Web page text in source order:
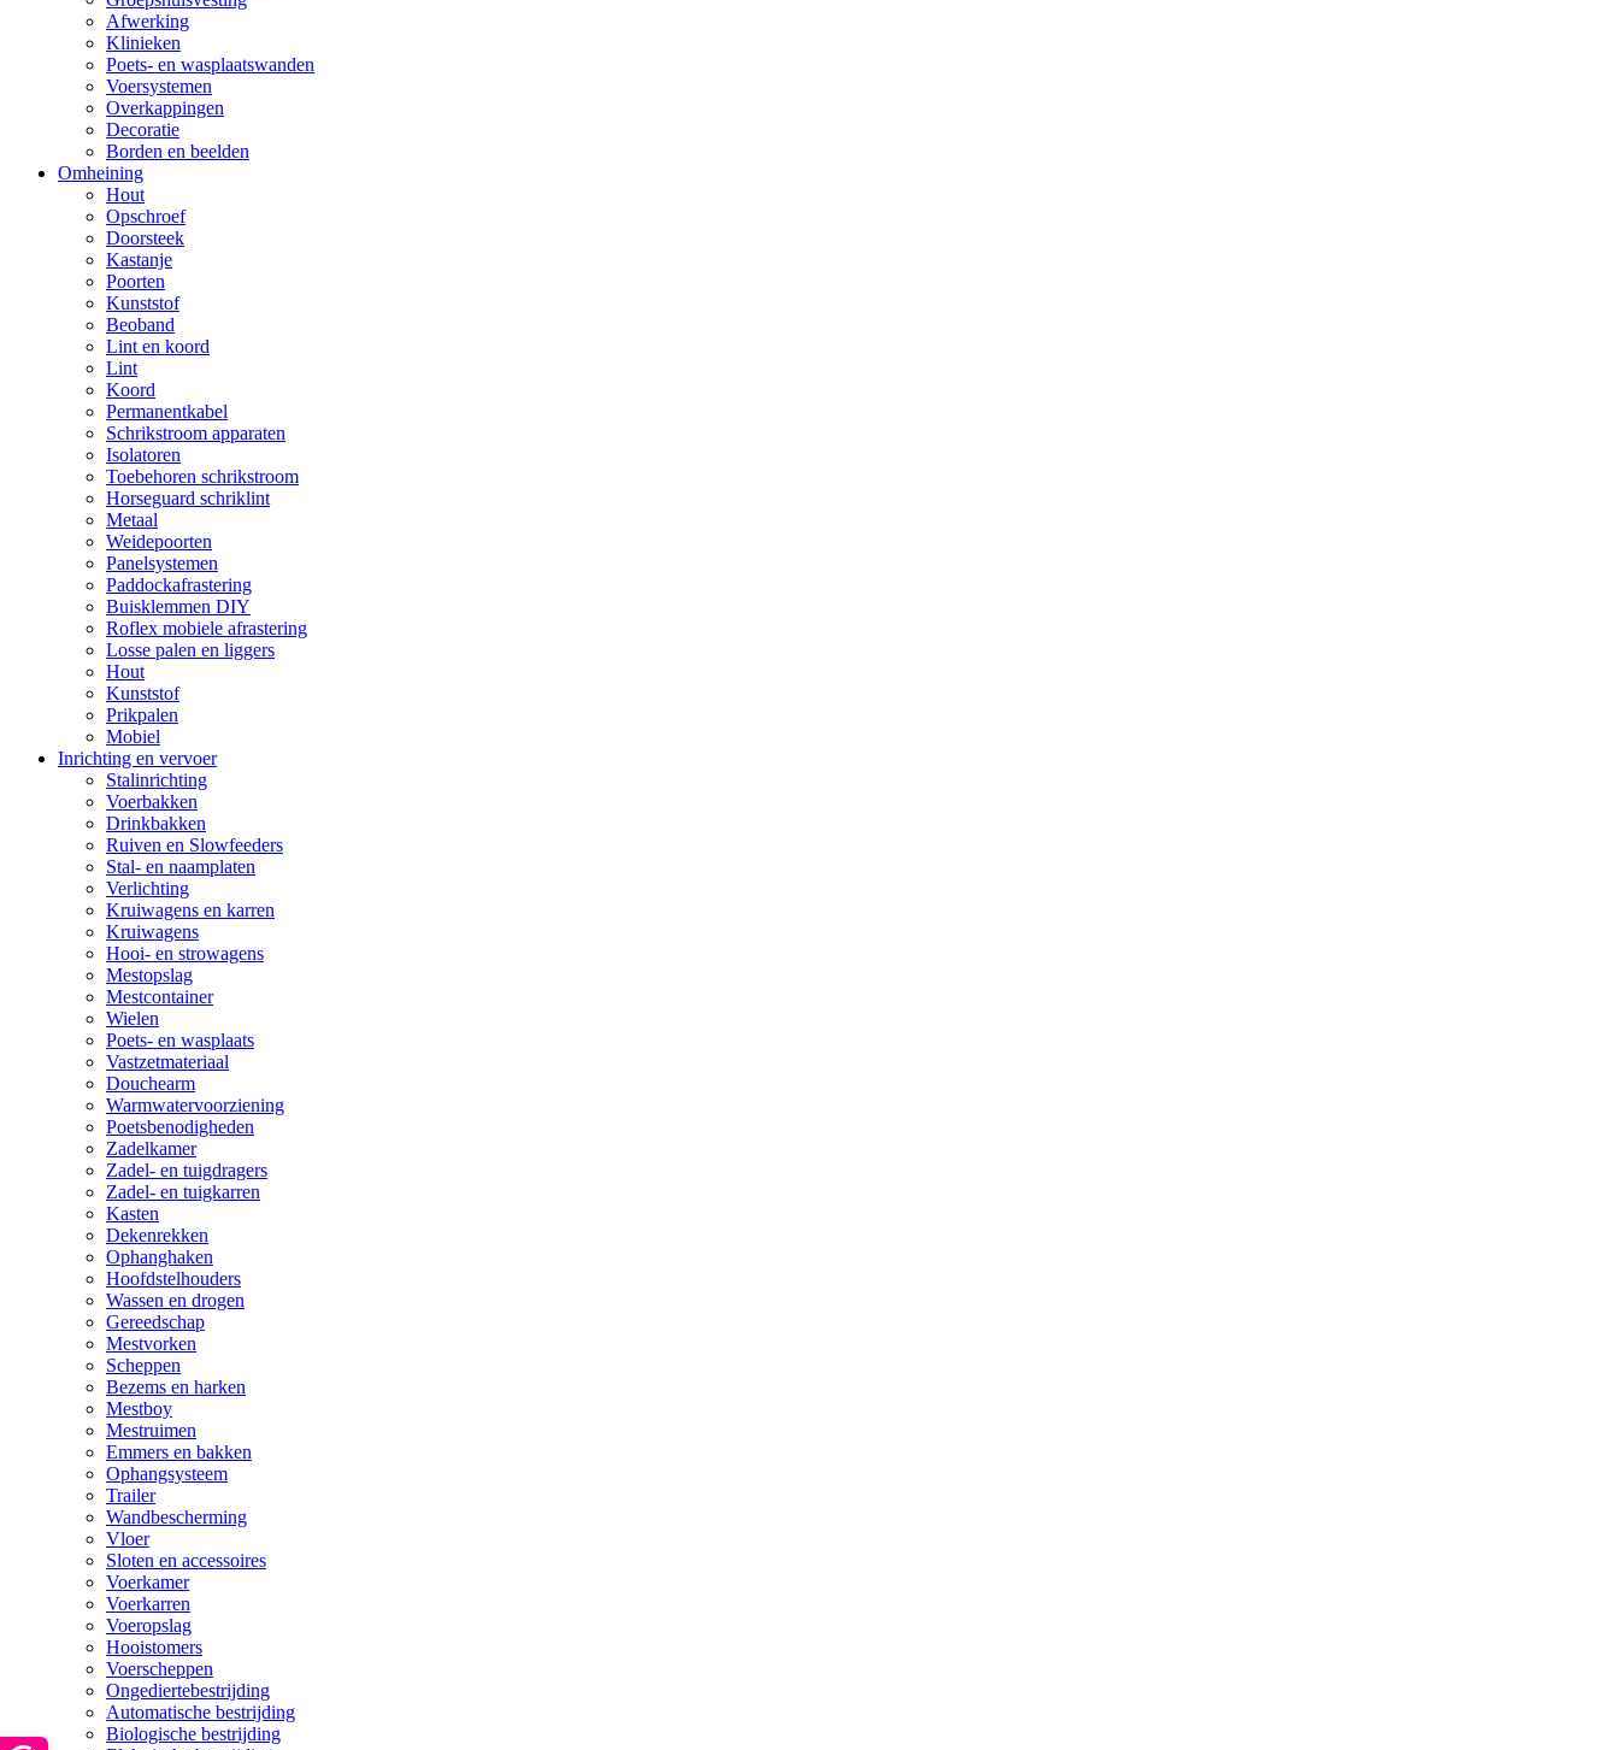
Afwerking
Klinieken
Poets- en wasplaatswanden
Voersystemen
Overkappingen
Decoratie
Borden en beelden
Omheining
Hout
Opschroef
Doorsteek
Kastanje
Poorten
Kunststof
Beoband
Lint en koord
Lint
Koord
Permanentkabel
Schrikstroom apparaten
Isolatoren
Toebehoren schrikstroom
Horseguard schriklint
Metaal
Weidepoorten
Panelsystemen
Paddockafrastering
Buisklemmen DIY
Roflex mobiele afrastering
Losse palen en liggers
Hout
Kunststof
Prikpalen
Mobiel
Inrichting en vervoer
Stalinrichting
Voerbakken
Drinkbakken
Ruiven en Slowfeeders
Stal- en naamplaten
Verlichting
Kruiwagens en karren
Kruiwagens
Hooi- en strowagens
Mestopslag
Mestcontainer
Wielen
Poets- en wasplaats
Vastzetmateriaal
Douchearm
Warmwatervoorziening
Poetsbenodigheden
Zadelkamer
Zadel- en tuigdragers
Zadel- en tuigkarren
Kasten
Dekenrekken
Ophanghaken
Hoofdstelhouders
Wassen en drogen
Gereedschap
Mestvorken
Scheppen
Bezems en harken
Mestboy
Mestruimen
Emmers en bakken
Ophangsysteem
Trailer
Wandbescherming
Vloer
Sloten en accessoires
Voerkamer
Voerkarren
Voeropslag
Hooistomers
Voerscheppen
Ongediertebestrijding
Automatische bestrijding
Biologische bestrijding